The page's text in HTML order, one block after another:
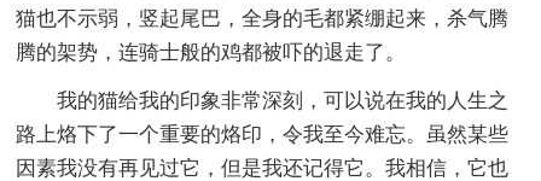
猫也不示弱，竖起尾巴，全身的毛都紧绷起来，杀气腾
腾的架势，连骑士般的鸡都被吓的退走了。
我的猫给我的印象非常深刻，可以说在我的人生之
路上烙下了一个重要的烙印，令我至今难忘。虽然某些
因素我没有再见过它，但是我还记得它。我相信，它也